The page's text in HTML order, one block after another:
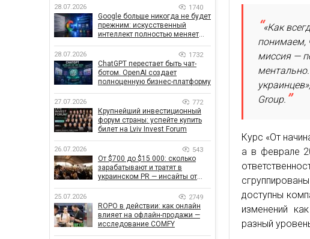
«Как
понимаем,
миссия —
Group.
Курс «От
а в феврале
доступны
изменений
разный
влияет на эффективность
кампаний
28.07.2026 1740
Google больше никогда не будет
прежним: искусственный
интеллект полностью меняет
28.07.2026 1732
ChatGPT перестает быть чат-
ботом. OpenAI создает
полноценную бизнес-платформу
27.07.2026 772
Крупнейший инвестиционный
форум страны: успейте купить
билет на Lviv Invest Forum
26.07.2026 543
От $700 до $15 000: сколько
зарабатывают и тратят в
украинском PR — инсайты от
25.07.2026 2749
ROPO в действии: как онлайн
влияет на офлайн-продажи —
исследование COMFY